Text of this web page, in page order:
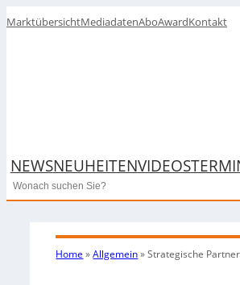
MarktübersichtMediadatenAboAwardKontakt
NEWSNEUHEITENVIDEOS
Search
Home »Allgemein»Strategische